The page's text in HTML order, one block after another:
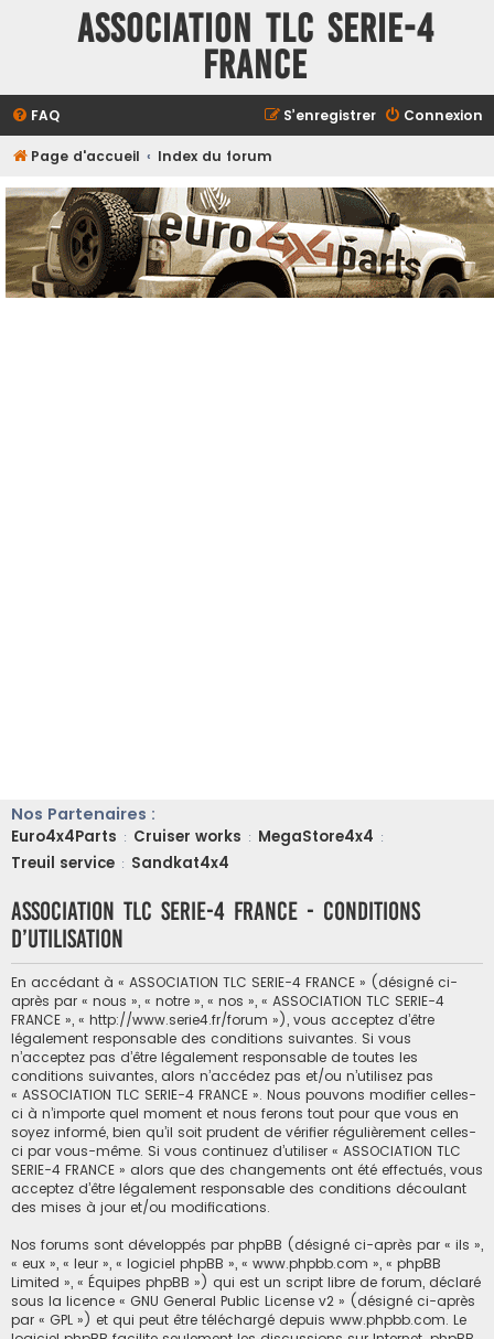
ASSOCIATION TLC SERIE-4
FRANCE
FAQ Connexion
S’enregistrer
Page d'accueil Index du forum
Nos Partenaires :
Euro4x4Parts : Cruiser works : MegaStore4x4 :
Treuil service : Sandkat4x4
ASSOCIATION TLC SERIE-4 FRANCE - Conditions
d’utilisation
En accédant à « ASSOCIATION TLC SERIE-4 FRANCE » (désigné ci-
après par « nous », « notre », « nos », « ASSOCIATION TLC SERIE-4
FRANCE », « http://www.serie4.fr/forum »), vous acceptez d’être
légalement responsable des conditions suivantes. Si vous
n’acceptez pas d’être légalement responsable de toutes les
conditions suivantes, alors n’accédez pas et/ou n’utilisez pas
« ASSOCIATION TLC SERIE-4 FRANCE ». Nous pouvons modifier celles-
ci à n’importe quel moment et nous ferons tout pour que vous en
soyez informé, bien qu’il soit prudent de vérifier régulièrement celles-
ci par vous-même. Si vous continuez d’utiliser « ASSOCIATION TLC
SERIE-4 FRANCE » alors que des changements ont été effectués, vous
acceptez d’être légalement responsable des conditions découlant
des mises à jour et/ou modifications.
Nos forums sont développés par phpBB (désigné ci-après par « ils »,
« eux », « leur », « logiciel phpBB », « www.phpbb.com », « phpBB
Limited », « Équipes phpBB ») qui est un script libre de forum, déclaré
sous la licence « GNU General Public License v2 » (désigné ci-après
par « GPL ») et qui peut être téléchargé depuis www.phpbb.com. Le